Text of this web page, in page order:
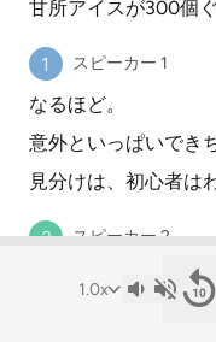
甘所アイスが300個ぐ
スピーカー 1
なるほど。
意外といっぱいでき
見分けは、初心者は
スピーカー 2
やっぱりこうね、3
しいものはいろいろ